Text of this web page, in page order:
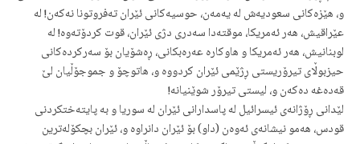
و، هێزه‌كانی سعودیه‌ش له‌ یه‌مه‌ن، حوسیه‌كانی ئێران ته‌فروتونا نه‌كه‌ن! له‌
عێراقیش، هه‌ر ئه‌مریكا، موقته‌دا سه‌دری دژی ئێران، قوت كردۆته‌وه‌! له‌
لوبنانیش، هه‌ر ئه‌مریكا و هاوكاره‌ عه‌ره‌بكانی، ڕه‌شۆیان بۆ سه‌ركرده‌كانی
حیزبوڵای تیرۆریستی ڕژێمی ئێران كردووه‌ و، هاتوچۆ و جموجۆڵیان لێ
قه‌ده‌غه‌ ده‌كه‌ن و، لیستی تیرۆر شوێنیانه‌!
لێدانی ڕۆژانه‌ی ئیسرائیل له‌ پاسدارانی ئێران له‌ سوریا و به‌ پایته‌ختكردنی
قودس، هه‌مو نیشانه‌ی ئه‌وه‌ن (داو) بۆ ئێران دانراوه‌ و، ئێران بچكۆله‌ترین